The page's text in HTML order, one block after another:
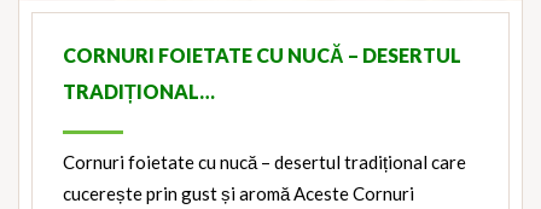
CORNURI FOIETATE CU NUCĂ – DESERTUL
TRADIȚIONAL…
Cornuri foietate cu nucă – desertul tradițional care
cucerește prin gust și aromă Aceste Cornuri